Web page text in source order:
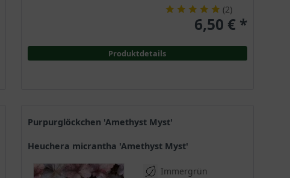
(2)
6,50 € *
Produktdetails
Purpurglöckchen 'Amethyst Myst'
Heuchera micrantha 'Amethyst Myst'
Immergrün